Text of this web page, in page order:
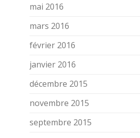
mai 2016
mars 2016
février 2016
janvier 2016
décembre 2015
novembre 2015
septembre 2015